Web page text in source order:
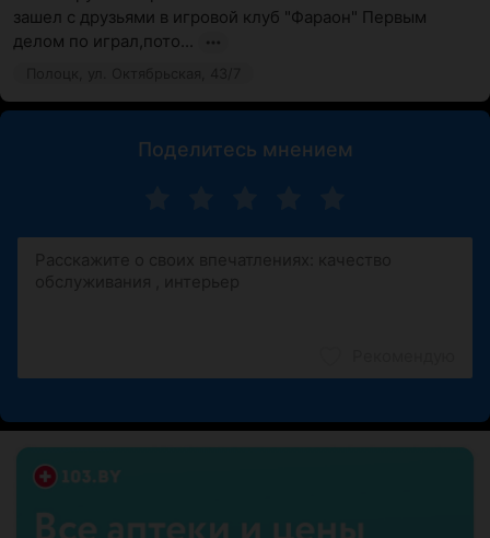
зашел с друзьями в игровой клуб "Фараон" Первым
делом по играл,пото...
Поделитесь мнением